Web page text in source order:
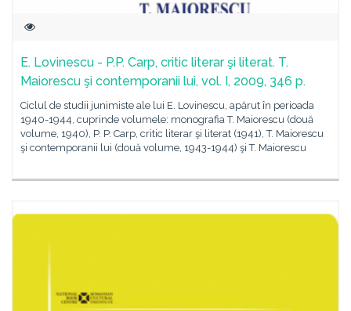
E. Lovinescu - P.P. Carp, critic literar şi literat. T.
Maiorescu şi contemporanii lui, vol. I, 2009, 346 p.
Ciclul de studii junimiste ale lui E. Lovinescu, apărut în perioada
1940-1944, cuprinde volumele: monografia T. Maiorescu (două
volume, 1940), P. P. Carp, critic literar şi literat (1941), T. Maiorescu
şi contemporanii lui (două volume, 1943-1944) şi T. Maiorescu